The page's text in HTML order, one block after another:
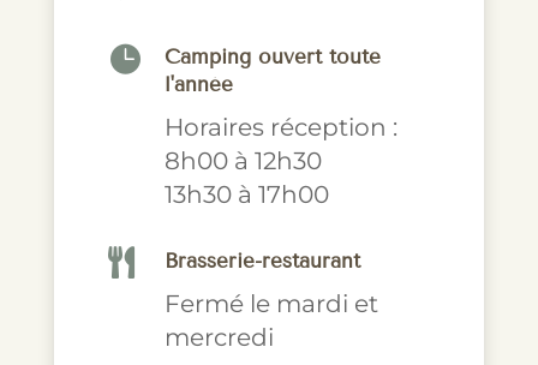

Camping ouvert toute
l'année
Horaires réception :
8h00 à 12h30
13h30 à 17h00
 Brasserie-restaurant
Fermé le mardi et
mercredi